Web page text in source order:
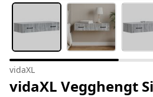
vidaXL
vidaXL Vegghengt